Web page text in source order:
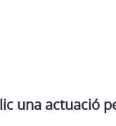
una actuació